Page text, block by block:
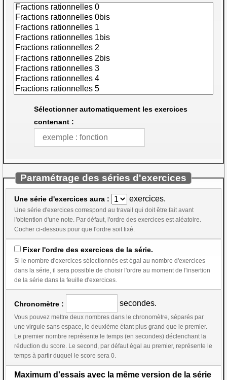
Sélectionner automatiquement les exercices
contenant :
Paramétrage des séries d'exercices
Une série d'exercices aura : exercices.
Une série d'exercices correspond au travail qui doit être fait avant
l'obtention d'une note. Par défaut, l'ordre des exercices est aléatoire.
Cocher ci-dessous pour que l'ordre soit fixé.
Fixer l'ordre des exercices de la série.
Si le nombre d'exercices sélectionnés est égal au nombre d'exercices
dans la série, il sera possible de choisir l'ordre au moment de l'insertion
de la série dans la feuille d'exercices.
Chronomètre : secondes.
Vous pouvez mettre deux nombres dans le chronomètre, séparés par
une virgule sans espace, le deuxième étant plus grand que le premier.
Le premier nombre représente le temps (en secondes) déclenchant la
réduction du score. Le second, par défaut égal au premier, représente le
temps à partir duquel le score sera 0.
Maximum d'essais avec la même version de la série